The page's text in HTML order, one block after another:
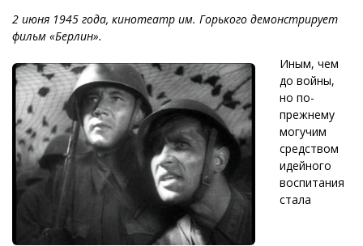
2 июня 1945 года, кинотеатр им. Горького демонстрирует
фильм «Берлин».
Иным, чем
до войны,
но по-
прежнему
могучим
средством
идейного
воспитания
стала